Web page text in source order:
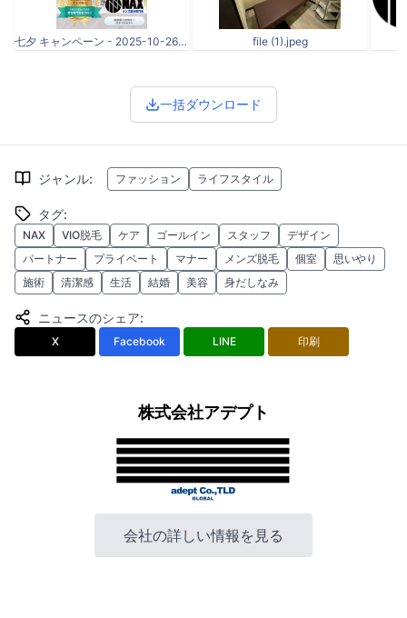
七夕 キャンペーン - 2025-10-26T184551.923.png file (1).jpeg
一括ダウンロード
ジャンル: ファッション ライフスタイル
タグ:
NAX VIO脱毛 ケア ゴールイン スタッフ
デザイン
パートナー
プライベート マナー メンズ脱毛 個室
思いやり
施術
清潔感 生活 結婚 美容 身だしなみ
ニュースのシェア:
X Facebook LINE 印刷
株式会社アデプト
会社の詳しい情報を見る